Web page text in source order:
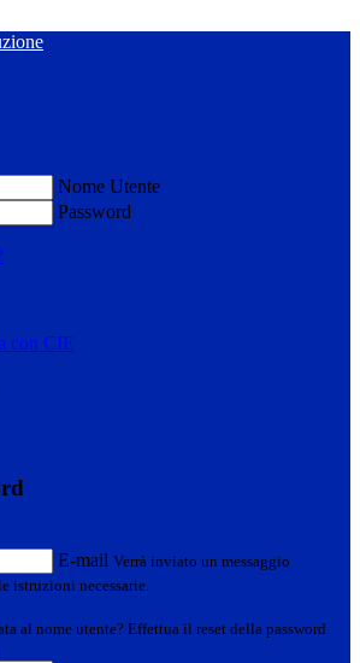
Nome Utente
Password
con CIE
E-mail Verrà inviato un messaggio
istruzioni necessarie.
al nome utente? Effettua il reset della password